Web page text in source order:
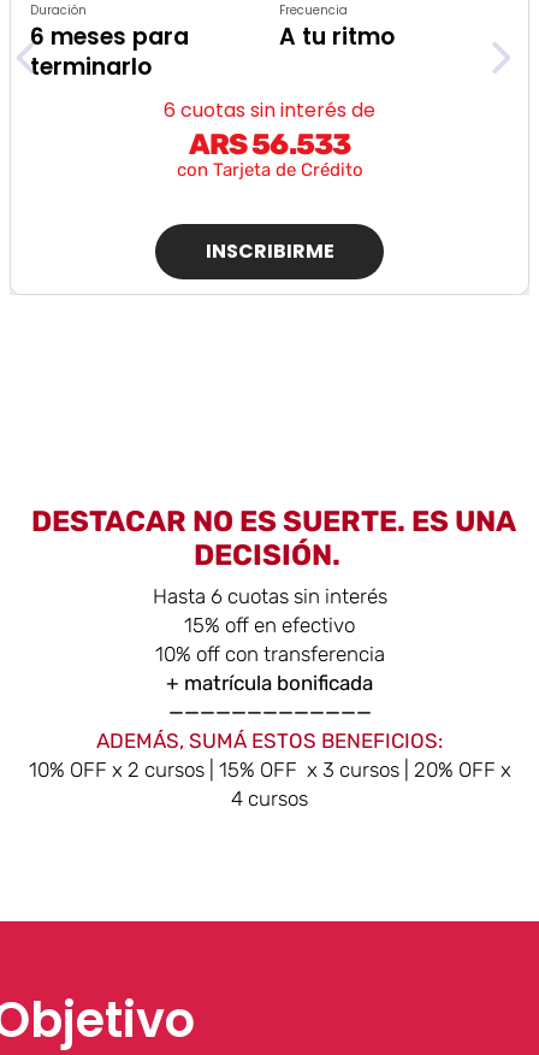
Duración
6 meses para
terminarlo
Frecuencia
A tu ritmo
6 cuotas sin interés de
ARS 56.533
con Tarjeta de Crédito
INSCRIBIRME
DESTACAR NO ES SUERTE. ES UNA
DECISIÓN.
Hasta 6 cuotas sin interés
15% off en efectivo
10% off con transferencia
+ matrícula bonificada
—————————————
ADEMÁS, SUMÁ ESTOS BENEFICIOS:
10% OFF x 2 cursos | 15% OFF x 3 cursos | 20% OFF x
4 cursos